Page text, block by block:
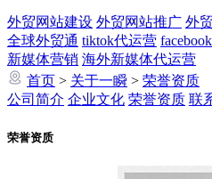
外贸网站建设 外贸网站推广 外
全球外贸通 tiktok代运营
新媒体营销 海外新媒体代运营
首页 > 关于一瞬 > 荣誉资质
公司简介 企业文化 荣誉资质 联
荣誉资质